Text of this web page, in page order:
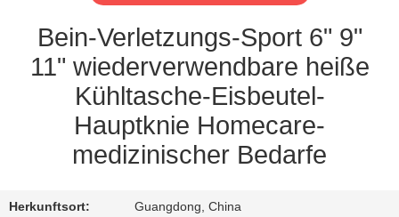
NEUIGKEITEN
RECHTSSACHEN
BITTE UM
EIN
ANGEBOT
Bein-Verletzungs-Sport 6" 9"
11" wiederverwendbare heiße
Kühltasche-Eisbeutel-
Hauptknie Homecare-
medizinischer Bedarfe
Herkunftsort: Guangdong, China